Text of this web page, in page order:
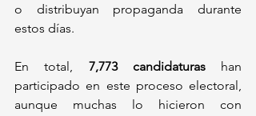
o distribuyan propaganda durante
estos días.
En total, 7,773 candidaturas han
participado en este proceso electoral,
aunque muchas lo hicieron con